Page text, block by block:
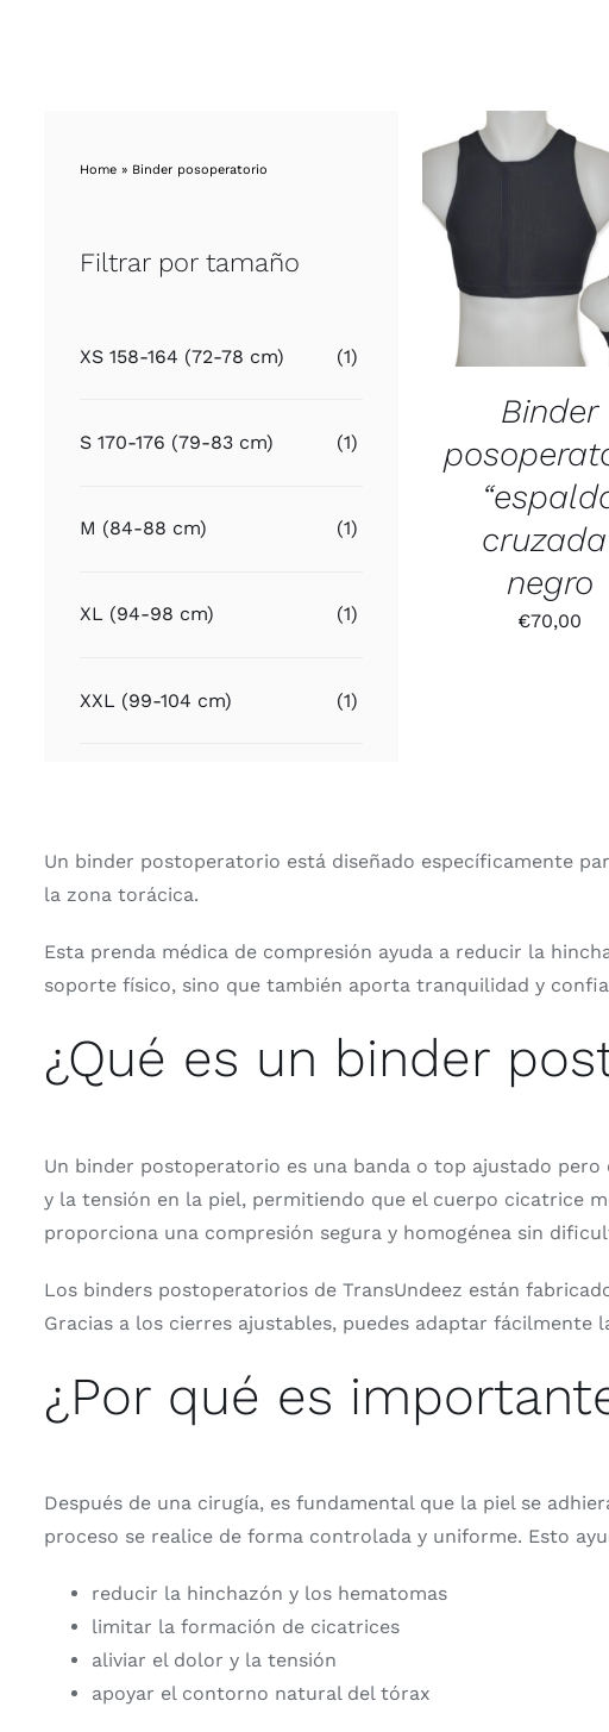
Home » Binder posoperatorio
Filtrar por tamaño
XS 158-164 (72-78 cm) (1)
S 170-176 (79-83 cm) (1)
M (84-88 cm) (1)
XL (94-98 cm) (1)
XXL (99-104 cm) (1)
Binder
negro
€70,00
Un binder postoperatorio está diseñado específicamente
la zona torácica.
Esta prenda médica de compresión ayuda a reducir la
soporte físico, sino que también aporta tranquilidad y
¿Qué es un binder
Un binder postoperatorio es una banda o top ajustado
y la tensión en la piel, permitiendo que el cuerpo cicatrice
proporciona una compresión segura y homogénea sin
Los binders postoperatorios de TransUndeez están
Gracias a los cierres ajustables, puedes adaptar
¿Por qué es
Después de una cirugía, es fundamental que la piel se
proceso se realice de forma controlada y uniforme. Esto
reducir la hinchazón y los hematomas
limitar la formación de cicatrices
aliviar el dolor y la tensión
apoyar el contorno natural del tórax